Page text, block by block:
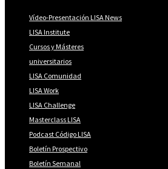
Vídeo-Presentación LISA News
LISA Institute
Cursos y Másteres
universitarios
LISA Comunidad
LISA Work
LISA Challenge
Masterclass LISA
Podcast Código LISA
Boletín Prospectivo
Boletín Semanal